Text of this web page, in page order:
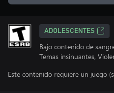
ADOLESCENTES
Bajo contenido de
Temas insinuantes,
Este contenido requiere un juego